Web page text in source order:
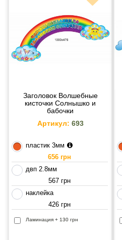
Заголовок Волшебные
кисточки Солнышко и
бабочки
Артикул: 693
пластик 3мм
656 грн
двп 2.8мм
567 грн
наклейка
426 грн
Ламинация + 130 грн